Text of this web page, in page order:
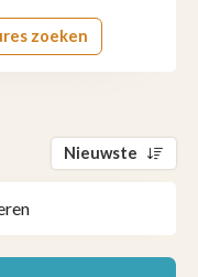
zoeken
Nieuwste